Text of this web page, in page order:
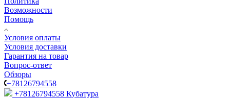
Возможности
Помощь
Условия оплаты
Условия доставки
Гарантия на товар
Вопрос-ответ
Обзоры
+78126794558
+78126794558 Кубатура